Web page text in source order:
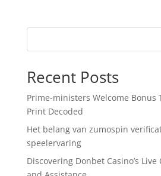
Recent Posts
Prime-ministers Welcome Bonus
Print Decoded
Het belang van zumospin
speelervaring
Discovering Donbet Casino’s